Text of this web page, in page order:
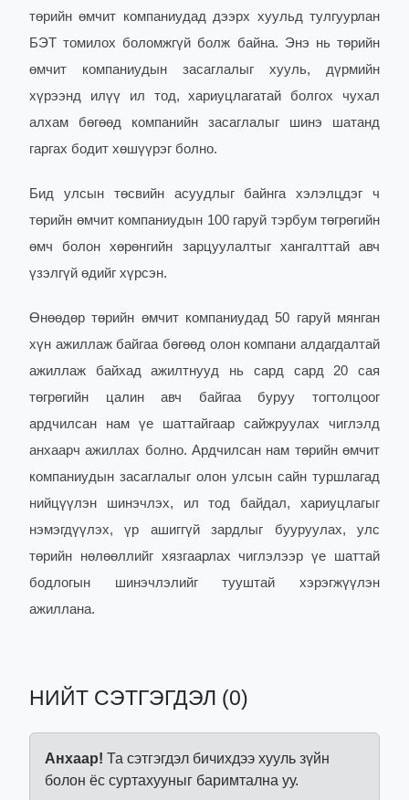
төрийн өмчит компаниудад дээрх хуульд тулгуурлан
БЭТ томилох боломжгүй болж байна. Энэ нь төрийн
өмчит компаниудын засаглалыг хууль, дүрмийн
хүрээнд илүү ил тод, хариуцлагатай болгох чухал
алхам бөгөөд компанийн засаглалыг шинэ шатанд
гаргах бодит хөшүүрэг болно.
Бид улсын төсвийн асуудлыг байнга хэлэлцдэг ч
төрийн өмчит компаниудын 100 гаруй тэрбум төгрөгийн
өмч болон хөрөнгийн зарцуулалтыг хангалттай авч
үзэлгүй өдийг хүрсэн.
Өнөөдөр төрийн өмчит компаниудад 50 гаруй мянган
хүн ажиллаж байгаа бөгөөд олон компани алдагдалтай
ажиллаж байхад ажилтнууд нь сард сард 20 сая
төгрөгийн цалин авч байгаа буруу тогтолцоог
ардчилсан нам үе шаттайгаар сайжруулах чиглэлд
анхаарч ажиллах болно. Ардчилсан нам төрийн өмчит
компаниудын засаглалыг олон улсын сайн туршлагад
нийцүүлэн шинэчлэх, ил тод байдал, хариуцлагыг
нэмэгдүүлэх, үр ашиггүй зардлыг бууруулах, улс
төрийн нөлөөллийг хязгаарлах чиглэлээр үе шаттай
бодлогын шинэчлэлийг тууштай хэрэгжүүлэн
ажиллана.
НИЙТ СЭТГЭГДЭЛ (0)
Анхаар! Та сэтгэгдэл бичихдээ хууль зүйн
болон ёс суртахууныг баримтална уу.